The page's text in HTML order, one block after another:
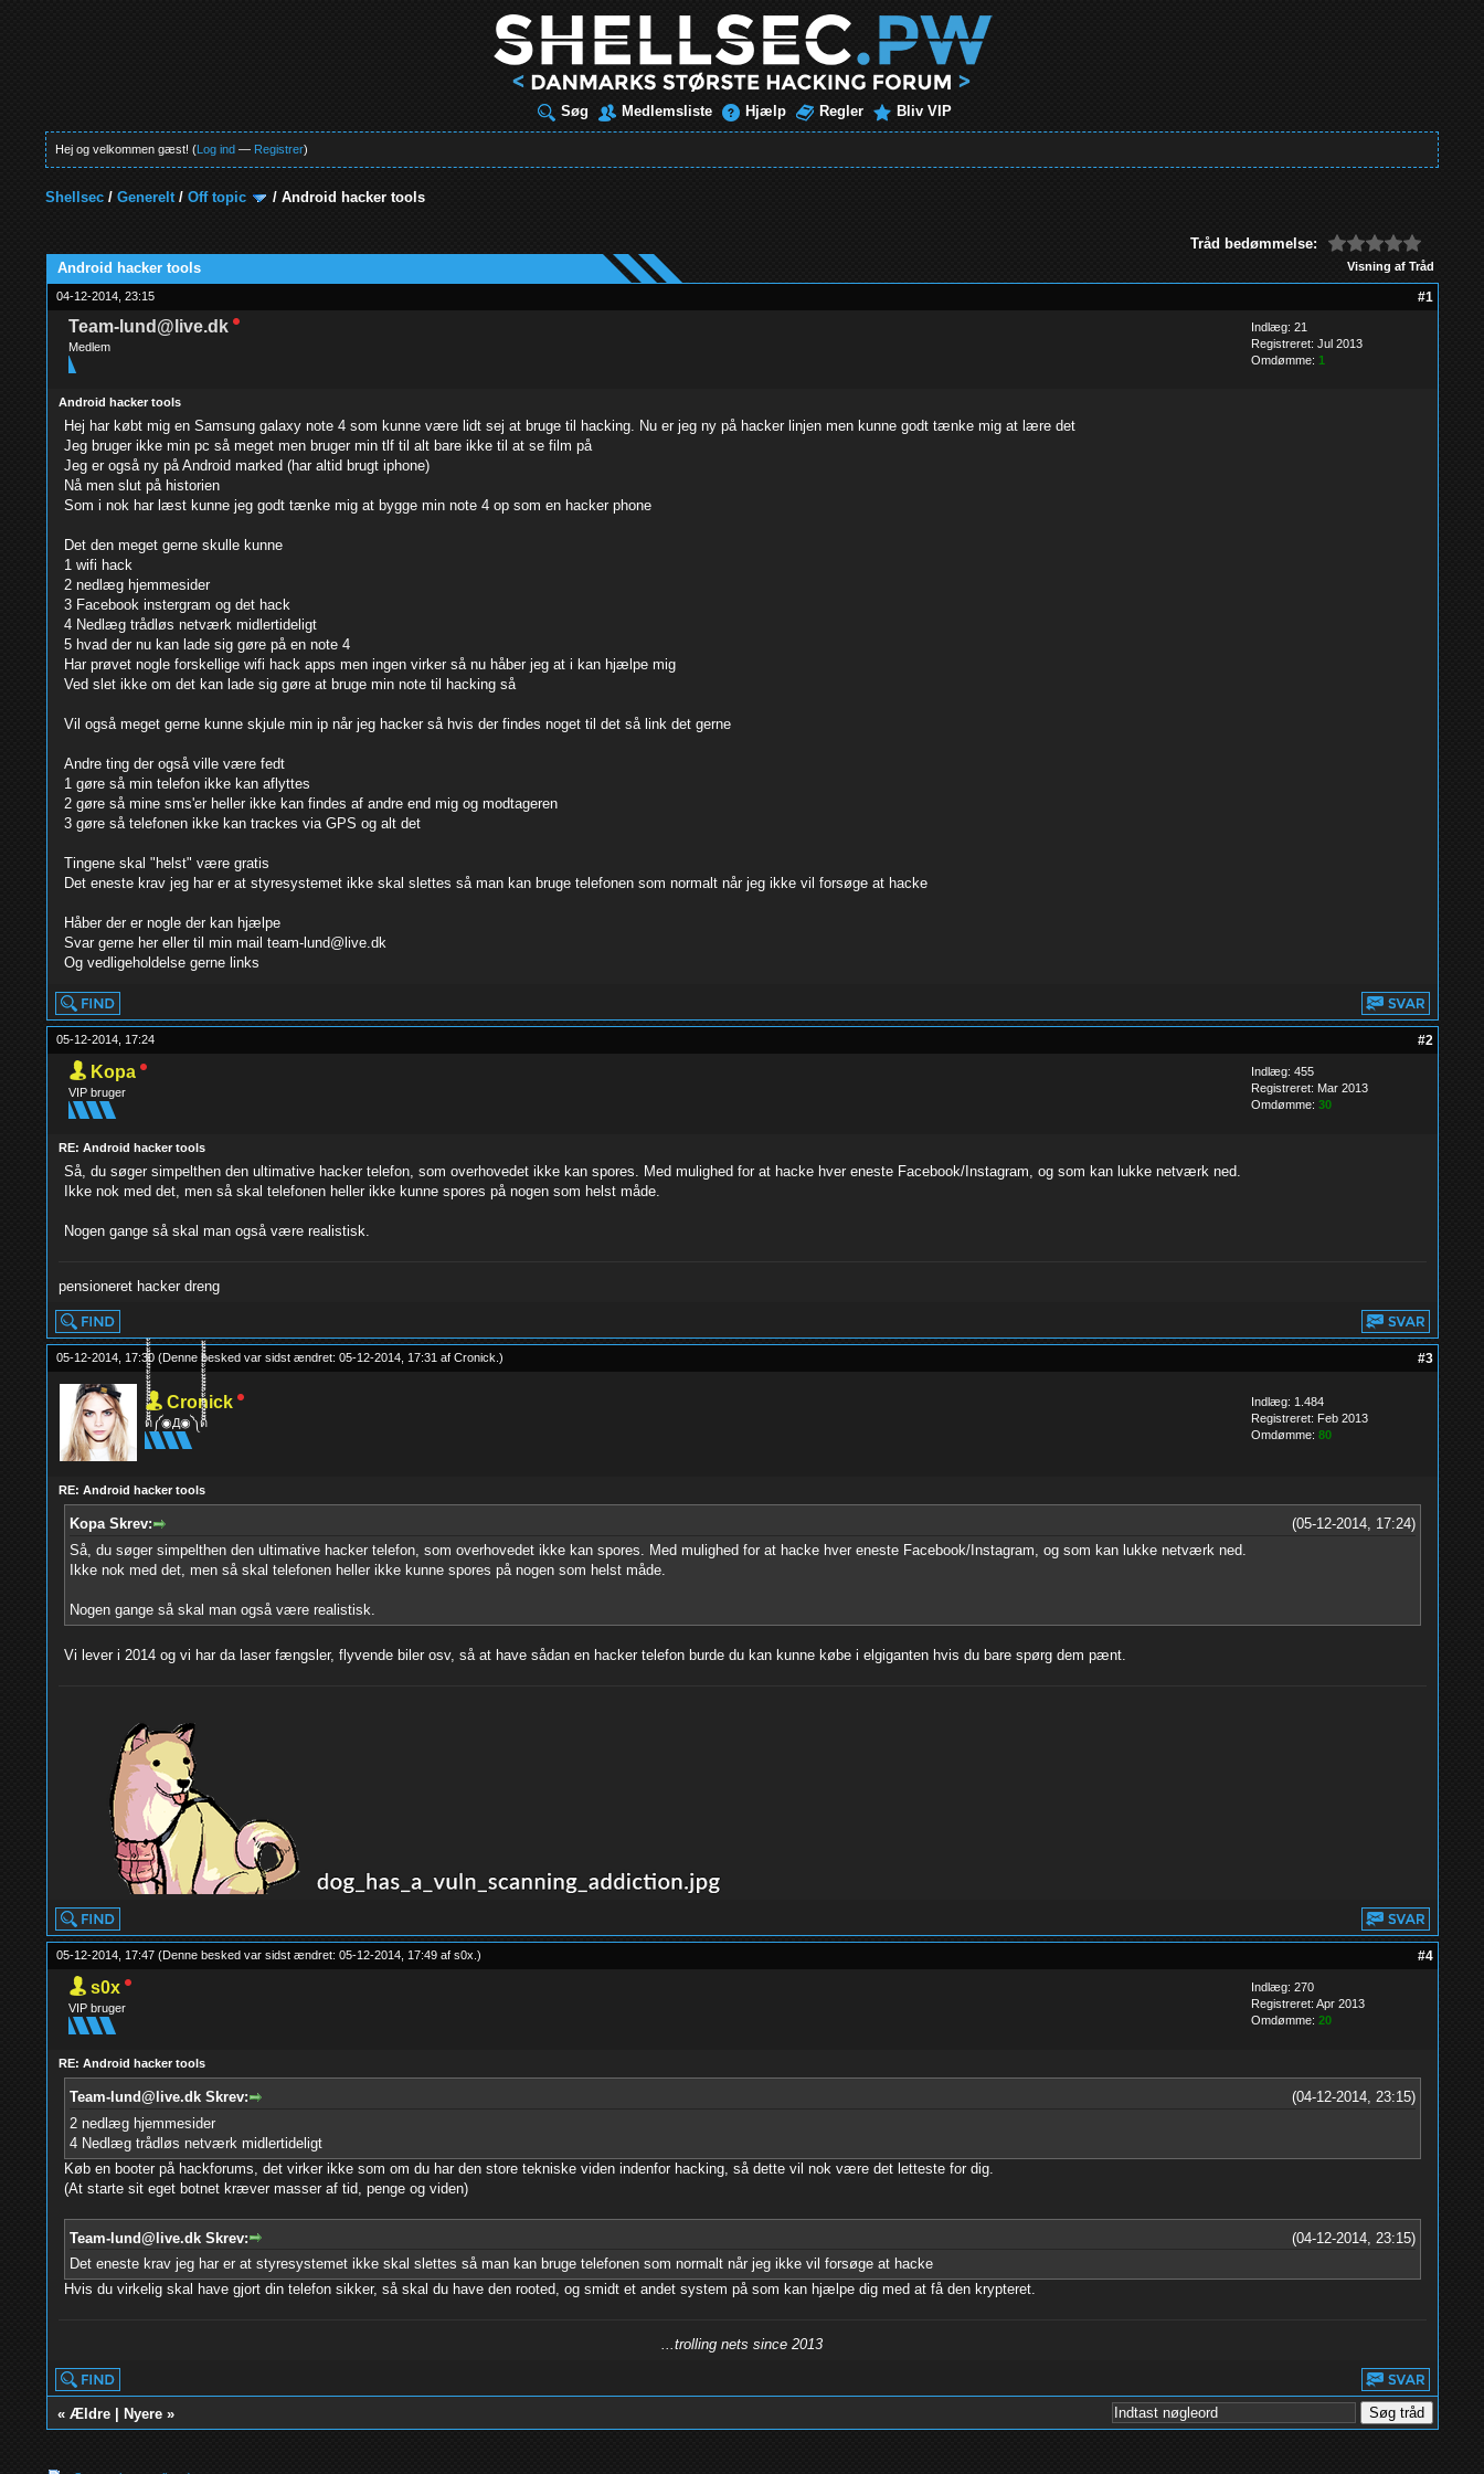
Søg Medlemsliste Hjælp Regler Bliv VIP
Hej og velkommen gæst! (Log ind — Registrer)
Shellsec /Generelt/Off topic /Android hacker tools
Tråd bedømmelse:
Visning af Tråd
Android hacker tools
04-12-2014, 23:15 #1
Team-lund@live.dk
Medlem
Indlæg: 21
Registreret: Jul 2013
Omdømme: 1
Android hacker tools
Hej har købt mig en Samsung galaxy note 4 som kunne være lidt sej at bruge til hacking. Nu er jeg ny på hacker linjen men kunne godt tænke mig at lære det
Jeg bruger ikke min pc så meget men bruger min tlf til alt bare ikke til at se film på
Jeg er også ny på Android marked (har altid brugt iphone)
Nå men slut på historien
Som i nok har læst kunne jeg godt tænke mig at bygge min note 4 op som en hacker phone
Det den meget gerne skulle kunne
1 wifi hack
2 nedlæg hjemmesider
3 Facebook instergram og det hack
4 Nedlæg trådløs netværk midlertideligt
5 hvad der nu kan lade sig gøre på en note 4
Har prøvet nogle forskellige wifi hack apps men ingen virker så nu håber jeg at i kan hjælpe mig
Ved slet ikke om det kan lade sig gøre at bruge min note til hacking så
Vil også meget gerne kunne skjule min ip når jeg hacker så hvis der findes noget til det så link det gerne
Andre ting der også ville være fedt
1 gøre så min telefon ikke kan aflyttes
2 gøre så mine sms'er heller ikke kan findes af andre end mig og modtageren
3 gøre så telefonen ikke kan trackes via GPS og alt det
Tingene skal "helst" være gratis
Det eneste krav jeg har er at styresystemet ikke skal slettes så man kan bruge telefonen som normalt når jeg ikke vil forsøge at hacke
Håber der er nogle der kan hjælpe
Svar gerne her eller til min mail team-lund@live.dk
Og vedligeholdelse gerne links
05-12-2014, 17:24 #2
Kopa
VIP bruger
Indlæg: 455
Registreret: Mar 2013
Omdømme: 30
RE: Android hacker tools
Så, du søger simpelthen den ultimative hacker telefon, som overhovedet ikke kan spores. Med mulighed for at hacke hver eneste Facebook/Instagram, og som kan lukke netværk ned.
Ikke nok med det, men så skal telefonen heller ikke kunne spores på nogen som helst måde.
Nogen gange så skal man også være realistisk.
pensioneret hacker dreng
05-12-2014, 17:30 (Denne besked var sidst ændret: 05-12-2014, 17:31 af Cronick ) #3
Cronick
ด็็้้้้้็็็็็้้้้้็็็็็้้้้้༼◉Д◉༽ด็็็็็้้้้้็็็็้้้้้็็็็็้้
Indlæg: 1.484
Registreret: Feb 2013
Omdømme: 80
RE: Android hacker tools
(05-12-2014, 17:24)
Kopa Skrev:
Så, du søger simpelthen den ultimative hacker telefon, som overhovedet ikke kan spores. Med mulighed for at hacke hver eneste Facebook/Instagram, og som kan lukke netværk ned.
Ikke nok med det, men så skal telefonen heller ikke kunne spores på nogen som helst måde.
Nogen gange så skal man også være realistisk.
Vi lever i 2014 og vi har da laser fængsler, flyvende biler osv, så at have sådan en hacker telefon burde du kan kunne købe i elgiganten hvis du bare spørg dem pænt.
05-12-2014, 17:47 (Denne besked var sidst ændret: 05-12-2014, 17:49 af s0x ) #4
s0x
VIP bruger
Indlæg: 270
Registreret: Apr 2013
Omdømme: 20
RE: Android hacker tools
(04-12-2014, 23:15)
Team-lund@live.dk Skrev:
2 nedlæg hjemmesider
4 Nedlæg trådløs netværk midlertideligt
Køb en booter på hackforums, det virker ikke som om du har den store tekniske viden indenfor hacking, så dette vil nok være det letteste for dig.
(At starte sit eget botnet kræver masser af tid, penge og viden)
(04-12-2014, 23:15)
Team-lund@live.dk Skrev:
Det eneste krav jeg har er at styresystemet ikke skal slettes så man kan bruge telefonen som normalt når jeg ikke vil forsøge at hacke
Hvis du virkelig skal have gjort din telefon sikker, så skal du have den rooted, og smidt et andet system på som kan hjælpe dig med at få den krypteret.
...trolling nets since 2013
« Ældre| Nyere»